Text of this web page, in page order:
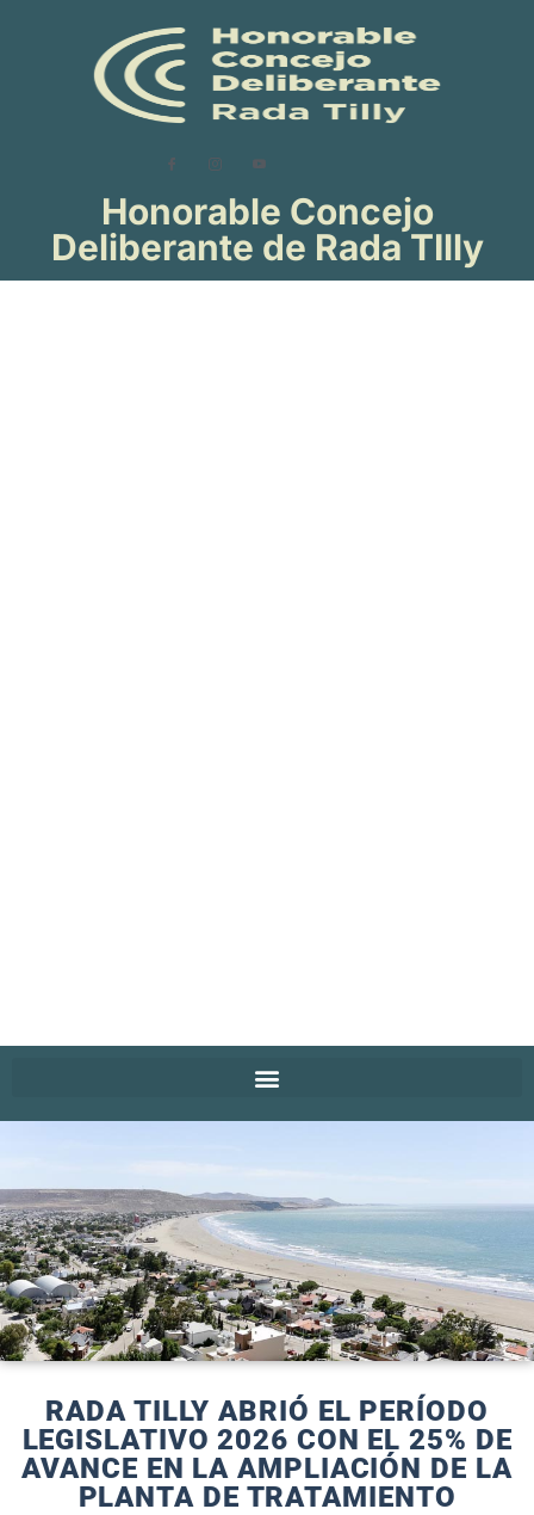
Honorable Concejo
Deliberante de Rada TIlly
RADA TILLY ABRIÓ EL PERÍODO
LEGISLATIVO 2026 CON EL 25% DE
AVANCE EN LA AMPLIACIÓN DE LA
PLANTA DE TRATAMIENTO